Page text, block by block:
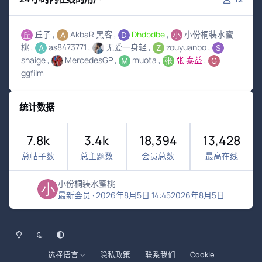
丘子 AkbaR 黑客 Dhdbdbe
小份桐装水蜜
桃
as8473771 无爱一身轻
zouyuanbo
shaige
MercedesGP muota
张 泰益
ggfilm
统计数据
7.8k
总帖子数
3.4k
总主题数
18,394
会员总数
13,428
最高在线
小份桐装水蜜桃
最新会员 ·2026年8月5日 14:452026年8月5日
浅色模式黑暗模式系统偏好
选择语言 隐私政策 联系我们 Cookie